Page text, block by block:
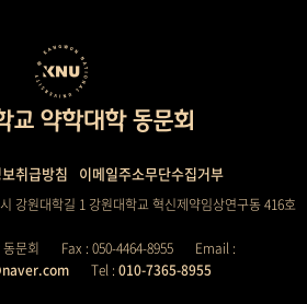
취급방침 이메일주소무단수집거부
강원대학길 1 강원대학교 혁신제약임상연구동 416호
문회 Fax : 050-4464-8955
Email :
Tel : 010-7365-8955